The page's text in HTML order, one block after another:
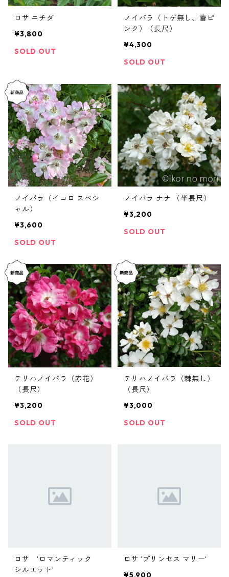
ロサ ニチダ
¥3,800
SOLD OUT
ノイバラ（トゲ無し、蕾ピ
ンク）（長尺）
¥4,300
SOLD OUT
ノイバラ（イコロ スペシ
ャル）
¥3,600
SOLD OUT
ノイバラ ナナ （半長尺）
¥3,200
SOLD OUT
テリハノイバラ（赤花）
（長尺）
¥3,200
SOLD OUT
テリハノイバラ（棘無し）
（長尺）
¥3,000
SOLD OUT
ロサ ’ロマンティック
シルエット’
ロサ ’プリンセス マリー’
¥5,900